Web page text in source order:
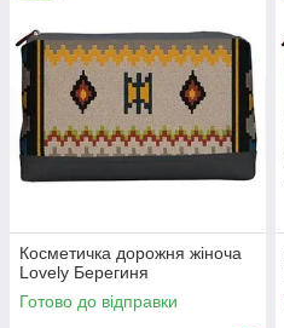
Косметичка дорожня жіноча
Lovely Берегиня
Готово до відправки